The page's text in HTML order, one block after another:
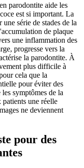
parodontite aide les
est si important. La
série de stades de la
de plaque
une inflammation des
progresse vers la
la parodontite. À
plus difficile à
cela que la
pour éviter des
symptômes de la
une réelle
ne deviennent
pour des